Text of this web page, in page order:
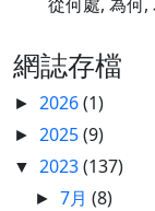
從何處, 為何,
網誌存檔
► 2026(1)
► 2025(9)
▼ 2023(137)
►7月(8)